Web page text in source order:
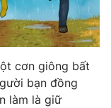
cơn giông bất
bạn đồng
làm là giữ